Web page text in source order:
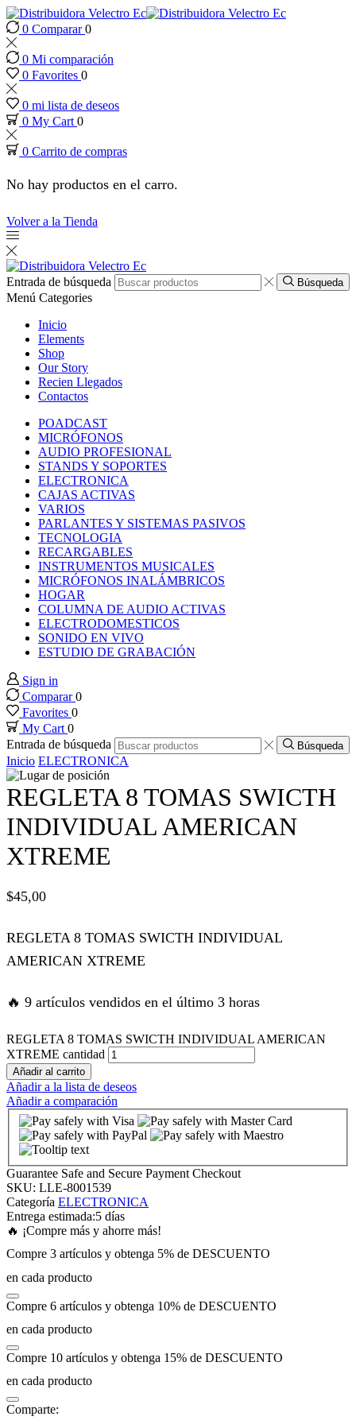
panel
panel
paketleri
panel
panel
panel
panel
panel
panel
panel
panel
panel
panel
panel
panel
panel
panel
panel
satın al
panel
panel
panel
panel
panel
0 Comparar0
0 Mi comparación
0 Favorites 0
0 mi lista de deseos
0 My Cart 0
0 Carrito de compras
No hay productos en el carro.
Volver a la Tienda
Entrada de búsqueda Búsqueda
Menú Categories
Inicio
Elements
Shop
Our Story
Recien Llegados
Contactos
POADCAST
MICRÓFONOS
AUDIO PROFESIONAL
STANDS Y SOPORTES
ELECTRONICA
CAJAS ACTIVAS
VARIOS
PARLANTES Y SISTEMAS PASIVOS
TECNOLOGIA
RECARGABLES
INSTRUMENTOS MUSICALES
MICRÓFONOS INALÁMBRICOS
HOGAR
COLUMNA DE AUDIO ACTIVAS
ELECTRODOMESTICOS
SONIDO EN VIVO
ESTUDIO DE GRABACIÓN
Sign in
Comparar0
Favorites 0
My Cart0
Entrada de búsqueda
Búsqueda
Inicio ELECTRONICA
REGLETA 8 TOMAS SWICTH
INDIVIDUAL AMERICAN
XTREME
$45,00
REGLETA 8 TOMAS SWICTH INDIVIDUAL
AMERICAN XTREME
🔥 9 artículos vendidos en el último 3 horas
REGLETA 8 TOMAS SWICTH INDIVIDUAL AMERICAN
XTREME cantidad
Añadir al carrito
Añadir a la lista de deseos
Añadir a comparación
Guarantee Safe and Secure Payment Checkout
SKU: LLE-8001539
Categoría ELECTRONICA
Entrega estimada:5 días
🔥 ¡Compre más y ahorre más!
Compre 3 artículos y obtenga 5% de DESCUENTO
en cada producto
Compre 6 artículos y obtenga 10% de DESCUENTO
en cada producto
Compre 10 artículos y obtenga 15% de DESCUENTO
en cada producto
Comparte: